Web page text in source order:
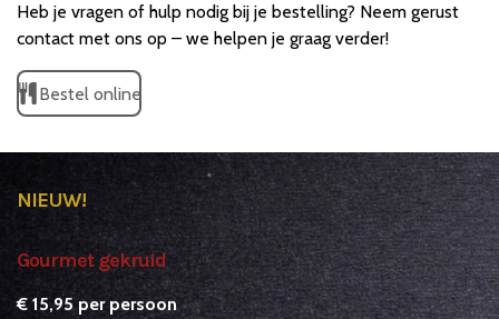
Heb je vragen of hulp nodig bij je bestelling? Neem gerust
contact met ons op – we helpen je graag verder!
Bestel online
NIEUW!
Gourmet gekruid
€ 15,95 per persoon